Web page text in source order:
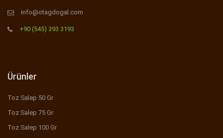
info@otagdogal.com
+90 (545) 393 3193
Ürünler
Toz Salep 50 Gr
Toz Salep 75 Gr
Toz Salep 100 Gr